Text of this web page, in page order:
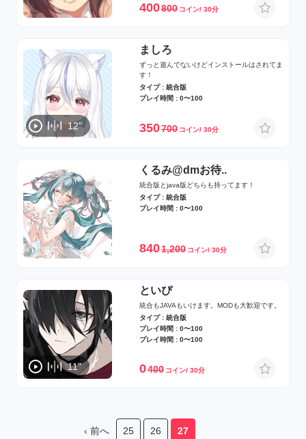
400800 コイン/ 30分
12"
ましろ
ずっと遊んでないけどインストールはされてま
す！
タイプ : 統合版
プレイ時間 : 0〜100
350700 コイン/ 30分
くるみ@dmお待..
統合版とjava版どちらも持ってます！
タイプ : 統合版
プレイ時間 : 0〜100
8401,200 コイン/ 30分
11"
といぴ
統合もJAVAもいけます。MODも大歓迎です。
タイプ : 統合版
プレイ時間 : 0〜100
プレイ時間 : 0〜100
0400 コイン/ 30分
‹ 前へ 25 26 27